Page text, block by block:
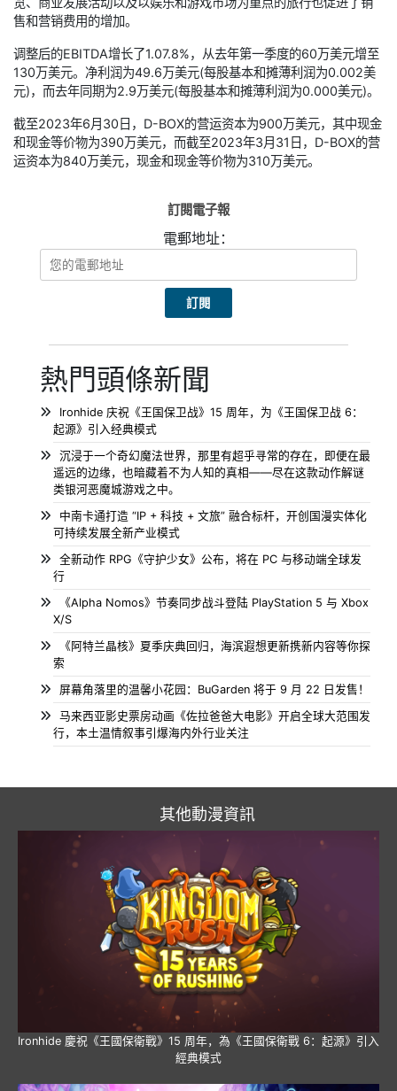
售和营销费用的增加。
调整后的EBITDA增长了1.07.8%，从去年第一季度的60万美元增至
130万美元。净利润为49.6万美元(每股基本和摊薄利润为0.002美
元)，而去年同期为2.9万美元(每股基本和摊薄利润为0.000美元)。
截至2023年6月30日，D-BOX的营运资本为900万美元，其中现金
和现金等价物为390万美元，而截至2023年3月31日，D-BOX的营
运资本为840万美元，现金和现金等价物为310万美元。
訂閱電子報
電郵地址：
熱門頭條新聞
Ironhide 庆祝《王国保卫战》15 周年，为《王国保卫战 6：
起源》引入经典模式
沉浸于一个奇幻魔法世界，那里有超乎寻常的存在，即便在最
遥远的边缘，也暗藏着不为人知的真相——尽在这款动作解谜
类银河恶魔城游戏之中。
中南卡通打造 “IP + 科技 + 文旅” 融合标杆，开创国漫实体化
可持续发展全新产业模式
全新动作 RPG《守护少女》公布，将在 PC 与移动端全球发
行
《Alpha Nomos》节奏同步战斗登陆 PlayStation 5 与 Xbox
X/S
《阿特兰晶核》夏季庆典回归，海滨遐想更新携新内容等你探
索
屏幕角落里的温馨小花园：BuGarden 将于 9 月 22 日发售！
马来西亚影史票房动画《佐拉爸爸大电影》开启全球大范围发
行，本土温情叙事引爆海内外行业关注
其他動漫資訊
Ironhide 慶祝《王國保衛戰》15 周年，為《王國保衛戰 6：起源》引入
經典模式